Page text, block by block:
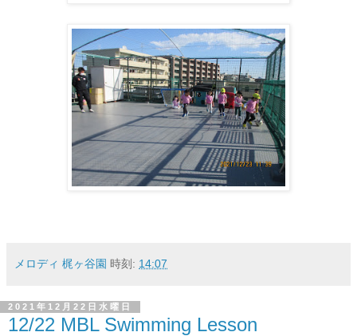
メロディ 梶ヶ谷園 時刻: 14:07
2021年12月22日水曜日
12/22 MBL Swimming Lesson